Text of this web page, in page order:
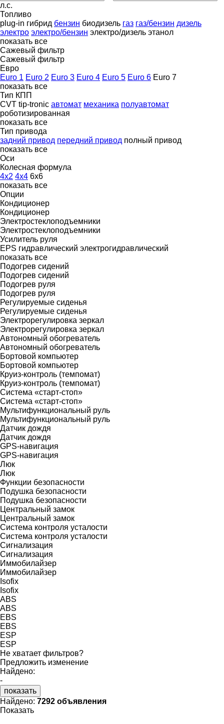
л.с.
Топливо
plug-in гибрид бензин биодизель газ газ/бензин дизель
электро электро/бензин электро/дизель этанол
показать все
Сажевый фильтр
Сажевый фильтр
Евро
Euro 1 Euro 2 Euro 3 Euro 4 Euro 5 Euro 6 Euro 7
показать все
Тип КПП
CVT tip-tronic автомат механика полуавтомат
роботизированная
показать все
Тип привода
задний привод передний привод полный привод
показать все
Оси
Колесная формула
4x2 4x4 6x6
показать все
Опции
Кондиционер
Кондиционер
Электростеклоподъемники
Электростеклоподъемники
Усилитель руля
EPS гидравлический электрогидравлический
показать все
Подогрев сидений
Подогрев сидений
Подогрев руля
Подогрев руля
Регулируемые сиденья
Регулируемые сиденья
Электрорегулировка зеркал
Электрорегулировка зеркал
Автономный обогреватель
Автономный обогреватель
Бортовой компьютер
Бортовой компьютер
Круиз-контроль (темпомат)
Круиз-контроль (темпомат)
Система «старт-стоп»
Система «старт-стоп»
Мультифункциональный руль
Мультифункциональный руль
Датчик дождя
Датчик дождя
GPS-навигация
GPS-навигация
Люк
Люк
Функции безопасности
Подушка безопасности
Подушка безопасности
Центральный замок
Центральный замок
Система контроля усталости
Система контроля усталости
Сигнализация
Сигнализация
Иммобилайзер
Иммобилайзер
Isofix
Isofix
ABS
ABS
EBS
EBS
ESP
ESP
Не хватает фильтров?
Предложить изменение
Найдено:
-
показать
Найдено: 7292 объявления
Показать